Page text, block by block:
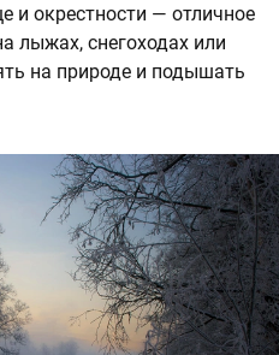
и окрестности — отличное
лыжах, снегоходах или
на природе и подышать